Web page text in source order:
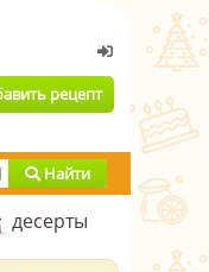
рецепт
Найти
десерты